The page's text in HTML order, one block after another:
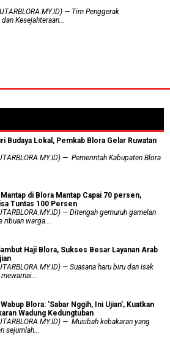
— Tim Penggerak
Kesejahteraan...
Budaya Lokal, Pemkab Blora Gelar Ruwatan
— Pemerintah Kabupaten Blora
di Blora Mantap Capai 70 persen,
Tuntas 100 Persen
— Ditengah gemuruh gamelan
ribuan warga...
Haji Blora, Sukses Besar Layanan Arab
— Suasana haru biru dan isak
Blora: ​'Sabar Nggih, Ini Ujian', Kuatkan
Wadung Kedungtuban
— Musibah kebakaran yang
sejumlah...